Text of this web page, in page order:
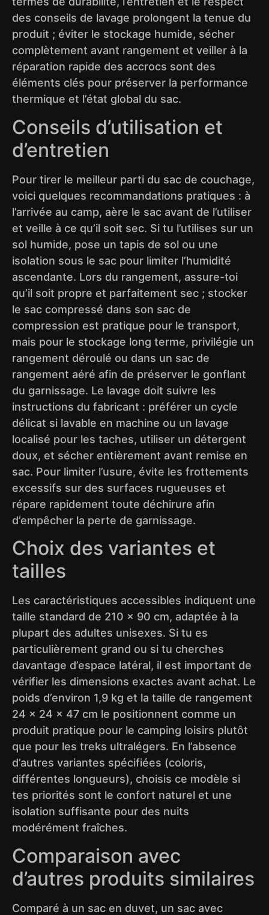
des conseils de lavage prolongent la tenue du
produit ; éviter le stockage humide, sécher
complètement avant rangement et veiller à la
réparation rapide des accrocs sont des
éléments clés pour préserver la performance
thermique et l’état global du sac.
Conseils d’utilisation et
d’entretien
Pour tirer le meilleur parti du sac de couchage,
voici quelques recommandations pratiques : à
l’arrivée au camp, aère le sac avant de l’utiliser
et veille à ce qu’il soit sec. Si tu l’utilises sur un
sol humide, pose un tapis de sol ou une
isolation sous le sac pour limiter l’humidité
ascendante. Lors du rangement, assure-toi
qu’il soit propre et parfaitement sec ; stocker
le sac compressé dans son sac de
compression est pratique pour le transport,
mais pour le stockage long terme, privilégie un
rangement déroulé ou dans un sac de
rangement aéré afin de préserver le gonflant
du garnissage. Le lavage doit suivre les
instructions du fabricant : préférer un cycle
délicat si lavable en machine ou un lavage
localisé pour les taches, utiliser un détergent
doux, et sécher entièrement avant remise en
sac. Pour limiter l’usure, évite les frottements
excessifs sur des surfaces rugueuses et
répare rapidement toute déchirure afin
d’empêcher la perte de garnissage.
Choix des variantes et
tailles
Les caractéristiques accessibles indiquent une
taille standard de 210 x 90 cm, adaptée à la
plupart des adultes unisexes. Si tu es
particulièrement grand ou si tu cherches
davantage d’espace latéral, il est important de
vérifier les dimensions exactes avant achat. Le
poids d’environ 1,9 kg et la taille de rangement
24 x 24 x 47 cm le positionnent comme un
produit pratique pour le camping loisirs plutôt
que pour les treks ultralégers. En l’absence
d’autres variantes spécifiées (coloris,
différentes longueurs), choisis ce modèle si
tes priorités sont le confort naturel et une
isolation suffisante pour des nuits
modérément fraîches.
Comparaison avec
d’autres produits similaires
Comparé à un sac en duvet, un sac avec